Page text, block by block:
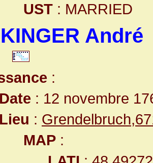
UST : MARRIED
André
:
Date : 12 novembre
Lieu :
MAP :